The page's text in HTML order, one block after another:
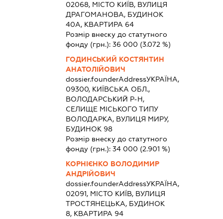
02068, МІСТО КИЇВ, ВУЛИЦЯ
ДРАГОМАНОВА, БУДИНОК
40А, КВАРТИРА 64
Розмір внеску до статутного
фонду (грн.):36 000 (3.072 %)
ГОДИНСЬКИЙ КОСТЯНТИН
АНАТОЛІЙОВИЧ
dossier.founderAddressУКРАЇНА,
09300, КИЇВСЬКА ОБЛ.,
ВОЛОДАРСЬКИЙ Р-Н,
СЕЛИЩЕ МІСЬКОГО ТИПУ
ВОЛОДАРКА, ВУЛИЦЯ МИРУ,
БУДИНОК 98
Розмір внеску до статутного
фонду (грн.):34 000 (2.901 %)
КОРНІЄНКО ВОЛОДИМИР
АНДРІЙОВИЧ
dossier.founderAddressУКРАЇНА,
02091, МІСТО КИЇВ, ВУЛИЦЯ
ТРОСТЯНЕЦЬКА, БУДИНОК
8, КВАРТИРА 94